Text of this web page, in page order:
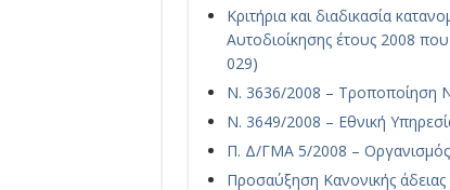
Κριτήρια και διαδικασία
Αυτοδιοίκησης έτους 2008
029)
Ν. 3636/2008 – Τροποποίηση
Ν. 3649/2008 – Εθνική
Π. Δ/ΓΜΑ 5/2008 – Οργανισμός
Προσαύξηση Κανονικής